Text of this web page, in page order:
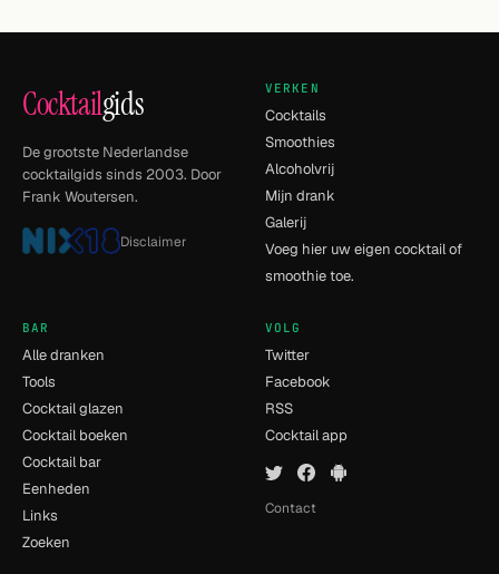
Cocktailgids
De grootste Nederlandse
cocktailgids sinds 2003. Door
Frank Woutersen.
Disclaimer
VERKEN
Cocktails
Smoothies
Alcoholvrij
Mijn drank
Galerij
Voeg hier uw eigen cocktail of
smoothie toe.
BAR
Alle dranken
Tools
Cocktail glazen
Cocktail boeken
Cocktail bar
Eenheden
Links
Zoeken
VOLG
Twitter
Facebook
RSS
Cocktail app
Contact